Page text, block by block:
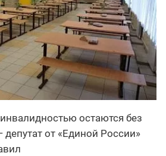
остаются без
депутат от «Единой России»